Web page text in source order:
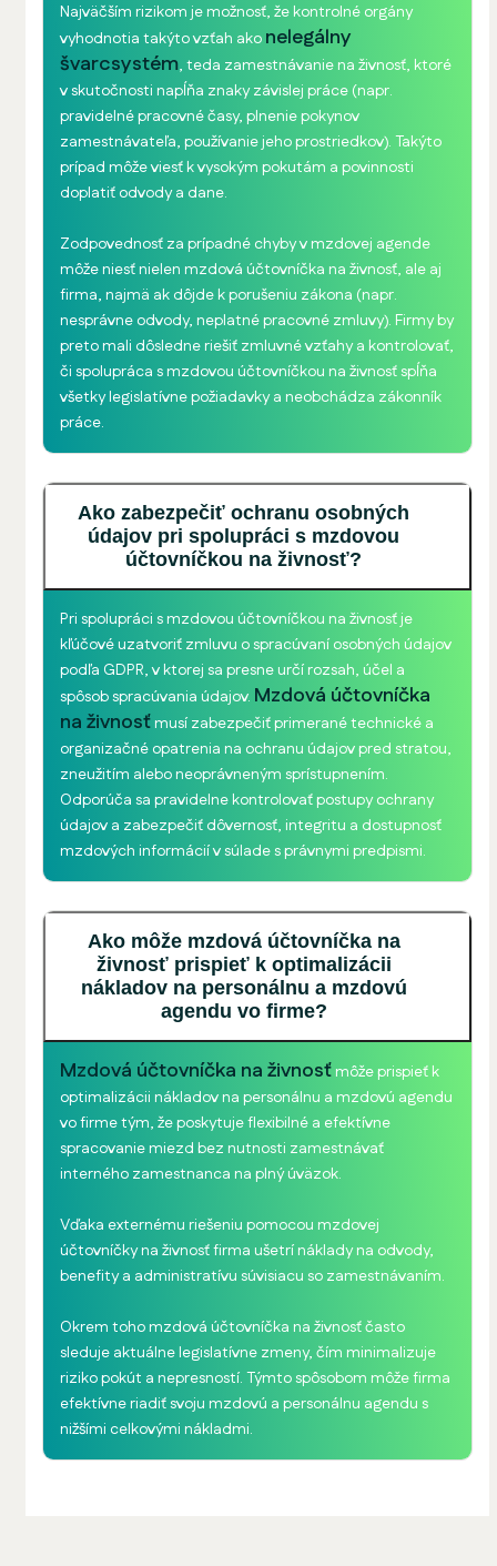
Najväčším rizikom je možnosť, že kontrolné orgány
vyhodnotia takýto vzťah ako nelegálny
švarcsystém, teda zamestnávanie na živnosť, ktoré
v skutočnosti napĺňa znaky závislej práce (napr.
pravidelné pracovné časy, plnenie pokynov
zamestnávateľa, používanie jeho prostriedkov). Takýto
prípad môže viesť k vysokým pokutám a povinnosti
doplatiť odvody a dane.
Zodpovednosť za prípadné chyby v mzdovej agende
môže niesť nielen mzdová účtovníčka na živnosť, ale aj
firma, najmä ak dôjde k porušeniu zákona (napr.
nesprávne odvody, neplatné pracovné zmluvy). Firmy by
preto mali dôsledne riešiť zmluvné vzťahy a kontrolovať,
či spolupráca s mzdovou účtovníčkou na živnosť spĺňa
všetky legislatívne požiadavky a neobchádza zákonník
práce.
Ako zabezpečiť ochranu osobných
údajov pri spolupráci s mzdovou
účtovníčkou na živnosť?
Pri spolupráci s mzdovou účtovníčkou na živnosť je
kľúčové uzatvoriť zmluvu o spracúvaní osobných údajov
podľa GDPR, v ktorej sa presne určí rozsah, účel a
spôsob spracúvania údajov. Mzdová účtovníčka
na živnosťmusí zabezpečiť primerané technické a
organizačné opatrenia na ochranu údajov pred stratou,
zneužitím alebo neoprávneným sprístupnením.
Odporúča sa pravidelne kontrolovať postupy ochrany
údajov a zabezpečiť dôvernosť, integritu a dostupnosť
mzdových informácií v súlade s právnymi predpismi.
Ako môže mzdová účtovníčka na
živnosť prispieť k optimalizácii
nákladov na personálnu a mzdovú
agendu vo firme?
Mzdová účtovníčka na živnosť môže prispieť k
optimalizácii nákladov na personálnu a mzdovú agendu
vo firme tým, že poskytuje flexibilné a efektívne
spracovanie miezd bez nutnosti zamestnávať
interného zamestnanca na plný úväzok.
Vďaka externému riešeniu pomocou mzdovej
účtovníčky na živnosť firma ušetrí náklady na odvody,
benefity a administratívu súvisiacu so zamestnávaním.
Okrem toho mzdová účtovníčka na živnosť často
sleduje aktuálne legislatívne zmeny, čím minimalizuje
riziko pokút a nepresností. Týmto spôsobom môže firma
efektívne riadiť svoju mzdovú a personálnu agendu s
nižšími celkovými nákladmi.